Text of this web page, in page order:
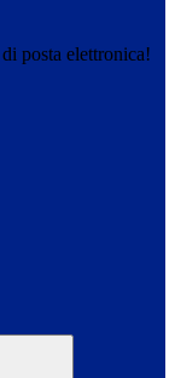
posta elettronica!